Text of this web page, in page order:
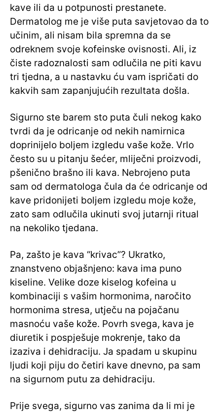
kave ili da u potpunosti prestanete.
Dermatolog me je više puta savjetovao da to
učinim, ali nisam bila spremna da se
odreknem svoje kofeinske ovisnosti. Ali, iz
čiste radoznalosti sam odlučila ne piti kavu
tri tjedna, a u nastavku ću vam ispričati do
kakvih sam zapanjujućih rezultata došla.
Sigurno ste barem sto puta čuli nekog kako
tvrdi da je odricanje od nekih namirnica
doprinijelo boljem izgledu vaše kože. Vrlo
često su u pitanju šećer, mliječni proizvodi,
pšenično brašno ili kava. Nebrojeno puta
sam od dermatologa čula da će odricanje od
kave pridonijeti boljem izgledu moje kože,
zato sam odlučila ukinuti svoj jutarnji ritual
na nekoliko tjedana.
Pa, zašto je kava “krivac”? Ukratko,
znanstveno objašnjeno: kava ima puno
kiseline. Velike doze kiselog kofeina u
kombinaciji s vašim hormonima, naročito
hormonima stresa, utječu na pojačanu
masnoću vaše kože. Povrh svega, kava je
diuretik i pospješuje mokrenje, tako da
izaziva i dehidraciju. Ja spadam u skupinu
ljudi koji piju do četiri kave dnevno, pa sam
na sigurnom putu za dehidraciju.
Prije svega, sigurno vas zanima da li mi je